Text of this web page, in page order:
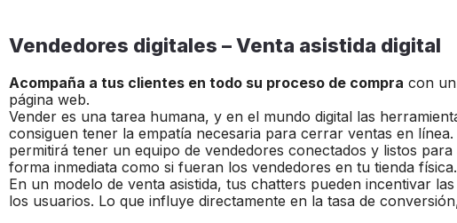
Vendedores digitales – Venta asistida digital
Acompaña a tus clientes en todo su proceso de compra con
página web.
Vender es una tarea humana, y en el mundo digital las
consiguen tener la empatía necesaria para cerrar ventas en
permitirá tener un equipo de vendedores conectados y listos
forma inmediata como si fueran los vendedores en tu tienda física.
En un modelo de venta asistida, tus chatters pueden incentivar
los usuarios. Lo que influye directamente en la tasa de